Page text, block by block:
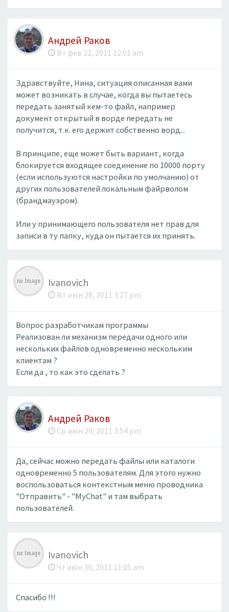
Андрей Раков
Вт фев 22, 2011 12:01 am
Здравствуйте, Нина, ситуация описанная вами
может возникать в случае, когда вы пытаетесь
передать занятый кем-то файл, например
документ открытый в ворде передать не
получится, т.к. его держит собственно ворд...
В принципе, еще может быть вариант, когда
блокируется входящее соединение по 10000 порту
(если используются настройки по умолчанию) от
других пользователей локальным файрволом
(брандмауэром).
Или у принимающего пользователя нет прав для
записи в ту папку, куда он пытается их принять.
Ivanovich
Вт июн 28, 2011 3:27 pm
Вопрос разработчикам программы
Реализован ли механизм передачи одного или
нескольких файлов одновременно нескольким
клиентам ?
Если да , то как это сделать ?
Андрей Раков
Ср июн 29, 2011 3:54 pm
Да, сейчас можно передать файлы или каталоги
одновременно 5 пользователям. Для этого нужно
воспользоваться контекстным меню проводника
"Отправить" - "MyChat" и там выбрать
пользователей.
Ivanovich
Чт июн 30, 2011 11:05 am
Спасибо !!!